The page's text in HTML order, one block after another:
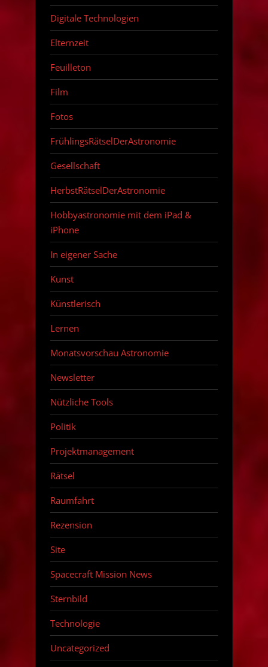
Digitale Technologien
Elternzeit
Feuilleton
Film
Fotos
FrühlingsRätselDerAstronomie
Gesellschaft
HerbstRätselDerAstronomie
Hobbyastronomie mit dem iPad &
iPhone
In eigener Sache
Kunst
Künstlerisch
Lernen
Monatsvorschau Astronomie
Newsletter
Nützliche Tools
Politik
Projektmanagement
Rätsel
Raumfahrt
Rezension
Site
Spacecraft Mission News
Sternbild
Technologie
Uncategorized